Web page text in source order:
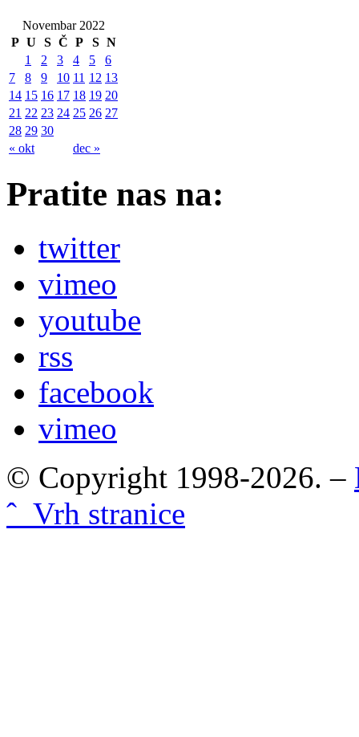
Novembar 2022
P U S Č P S N
« okt dec »
1 2 3 4 5
6
7
8 9 10 11 12 13
14 15 16 17 18 19 20
21 22 23 24 25 26 27
28 29 30
Pratite nas na:
twitter
vimeo
youtube
rss
facebook
vimeo
© Copyright 1998-2026. –
ˆ Vrh stranice